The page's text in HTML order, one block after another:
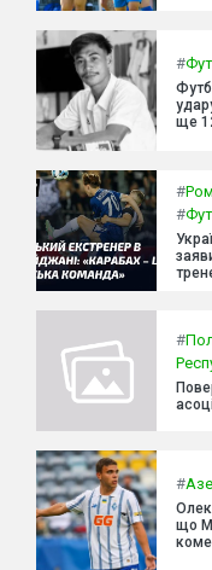
#
ще
#
#
#
#
що